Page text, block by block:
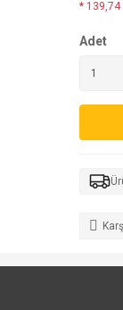
* 139,74
Adet